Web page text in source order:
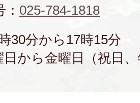
025-784-1818
30分から17時15分
日から金曜日（祝日